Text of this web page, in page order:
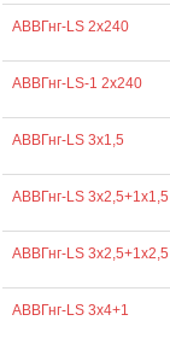
АВВГнг-LS 2х240
АВВГнг-LS-1 2х240
АВВГнг-LS 3х1,5
АВВГнг-LS 3х2,5+1х1,5
АВВГнг-LS 3х2,5+1х2,5
АВВГнг-LS 3х4+1